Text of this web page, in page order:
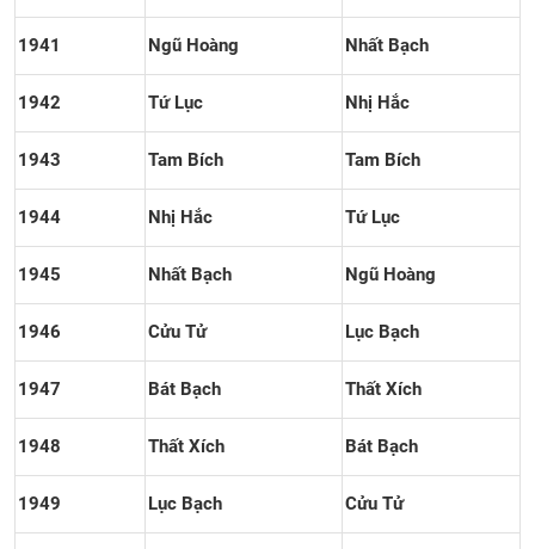
1941 Ngũ Hoàng Nhất Bạch
1942 Tứ Lục Nhị Hắc
1943 Tam Bích Tam Bích
1944 Nhị Hắc Tứ Lục
1945 Nhất Bạch Ngũ Hoàng
1946 Cửu Tử Lục Bạch
1947 Bát Bạch Thất Xích
1948 Thất Xích Bát Bạch
1949 Lục Bạch Cửu Tử